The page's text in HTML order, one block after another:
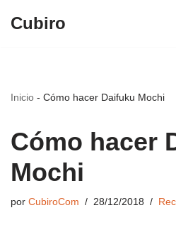
Cubiro
Inicio - Cómo hacer Daifuku Mochi
Cómo hacer
Mochi
por CubiroCom 28/12/2018